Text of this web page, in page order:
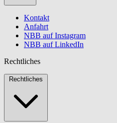
Kontakt
Anfahrt
NBB auf Instagram
NBB auf LinkedIn
Rechtliches
Rechtliches